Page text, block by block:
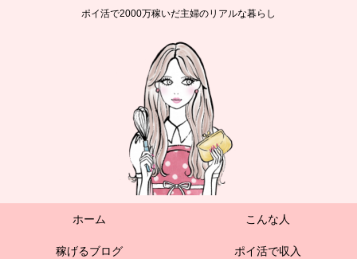
ポイ活で2000万稼いだ主婦のリアルな暮らし
ホーム こんな人
稼げるブログ ポイ活で収入